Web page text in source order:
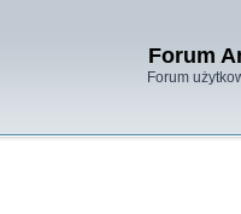
Forum
Forum